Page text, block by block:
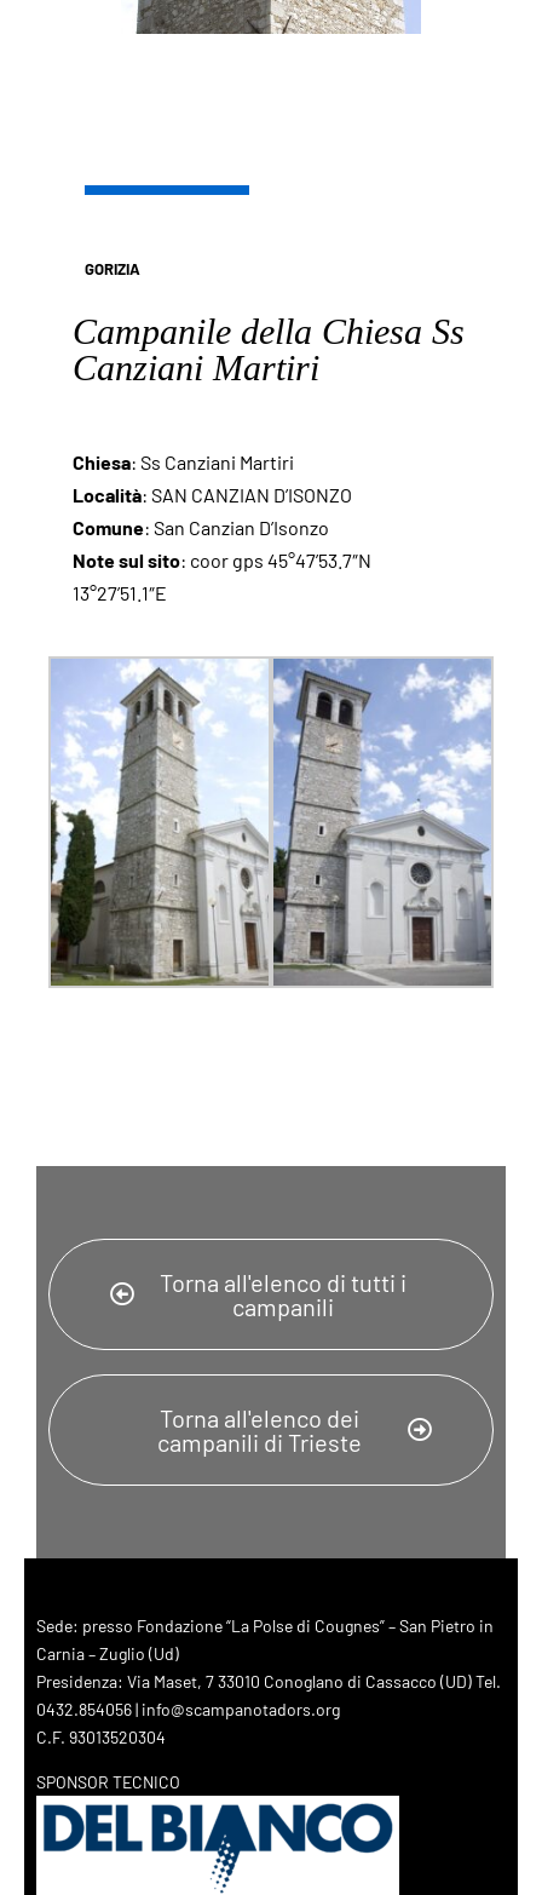
GORIZIA
Campanile della Chiesa Ss
Canziani Martiri
Chiesa: Ss Canziani Martiri
Località: SAN CANZIAN D’ISONZO
Comune: San Canzian D’Isonzo
Note sul sito: coor gps 45°47’53.7″N
13°27’51.1″E
Torna all'elenco di tutti i
campanili
Torna all'elenco dei
campanili di Trieste
Sede: presso Fondazione “La Polse di Cougnes” – San Pietro in
Carnia – Zuglio (Ud)
Presidenza: Via Maset, 7 33010 Conoglano di Cassacco (UD) Tel.
0432.854056 | info@scampanotadors.org
C.F. 93013520304
SPONSOR TECNICO